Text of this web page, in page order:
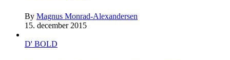
By Magnus Monrad-Alexandersen
15. december 2015
D' BOLD